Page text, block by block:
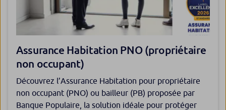
Assurance Habitation PNO (propriétaire
non occupant)
Découvrez l’Assurance Habitation pour propriétaire
non occupant (PNO) ou bailleur (PB) proposée par
Banque Populaire, la solution idéale pour protéger